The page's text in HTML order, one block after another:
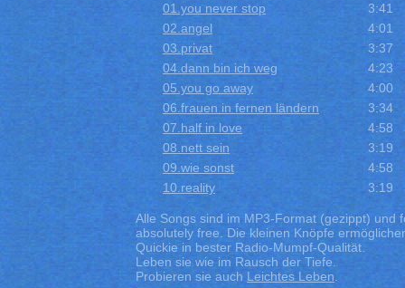
01.you never stop 3:41
02.angel
4:01
03.privat
3:37
04.dann bin ich weg
4:23
05.you go away
4:00
06.frauen in fernen ländern
3:34
07.half in love
4:58
08.nett sein
3:19
09.wie sonst
4:58
10.reality
3:19
Alle Songs sind im MP3-Format (gezippt) und
absolutely free. Die kleinen Knöpfe
Quickie in bester Radio-Mumpf-Qualität.
Leben sie wie im Rausch der Tiefe.
Probieren sie auch Leichtes Leben